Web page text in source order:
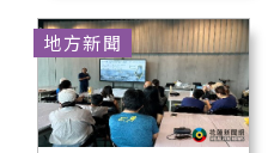
地方新聞